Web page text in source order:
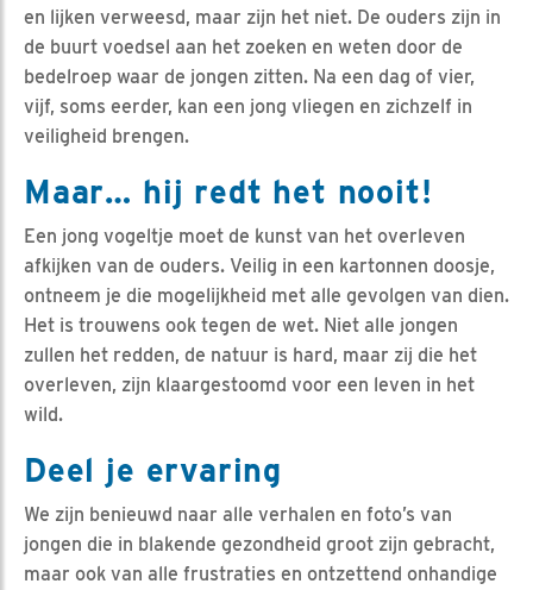
en lijken verweesd, maar zijn het niet. De ouders zijn in
de buurt voedsel aan het zoeken en weten door de
bedelroep waar de jongen zitten. Na een dag of vier,
vijf, soms eerder, kan een jong vliegen en zichzelf in
veiligheid brengen.
Maar… hij redt het nooit!
Een jong vogeltje moet de kunst van het overleven
afkijken van de ouders. Veilig in een kartonnen doosje,
ontneem je die mogelijkheid met alle gevolgen van dien.
Het is trouwens ook tegen de wet. Niet alle jongen
zullen het redden, de natuur is hard, maar zij die het
overleven, zijn klaargestoomd voor een leven in het
wild.
Deel je ervaring
We zijn benieuwd naar alle verhalen en foto’s van
jongen die in blakende gezondheid groot zijn gebracht,
maar ook van alle frustraties en ontzettend onhandige